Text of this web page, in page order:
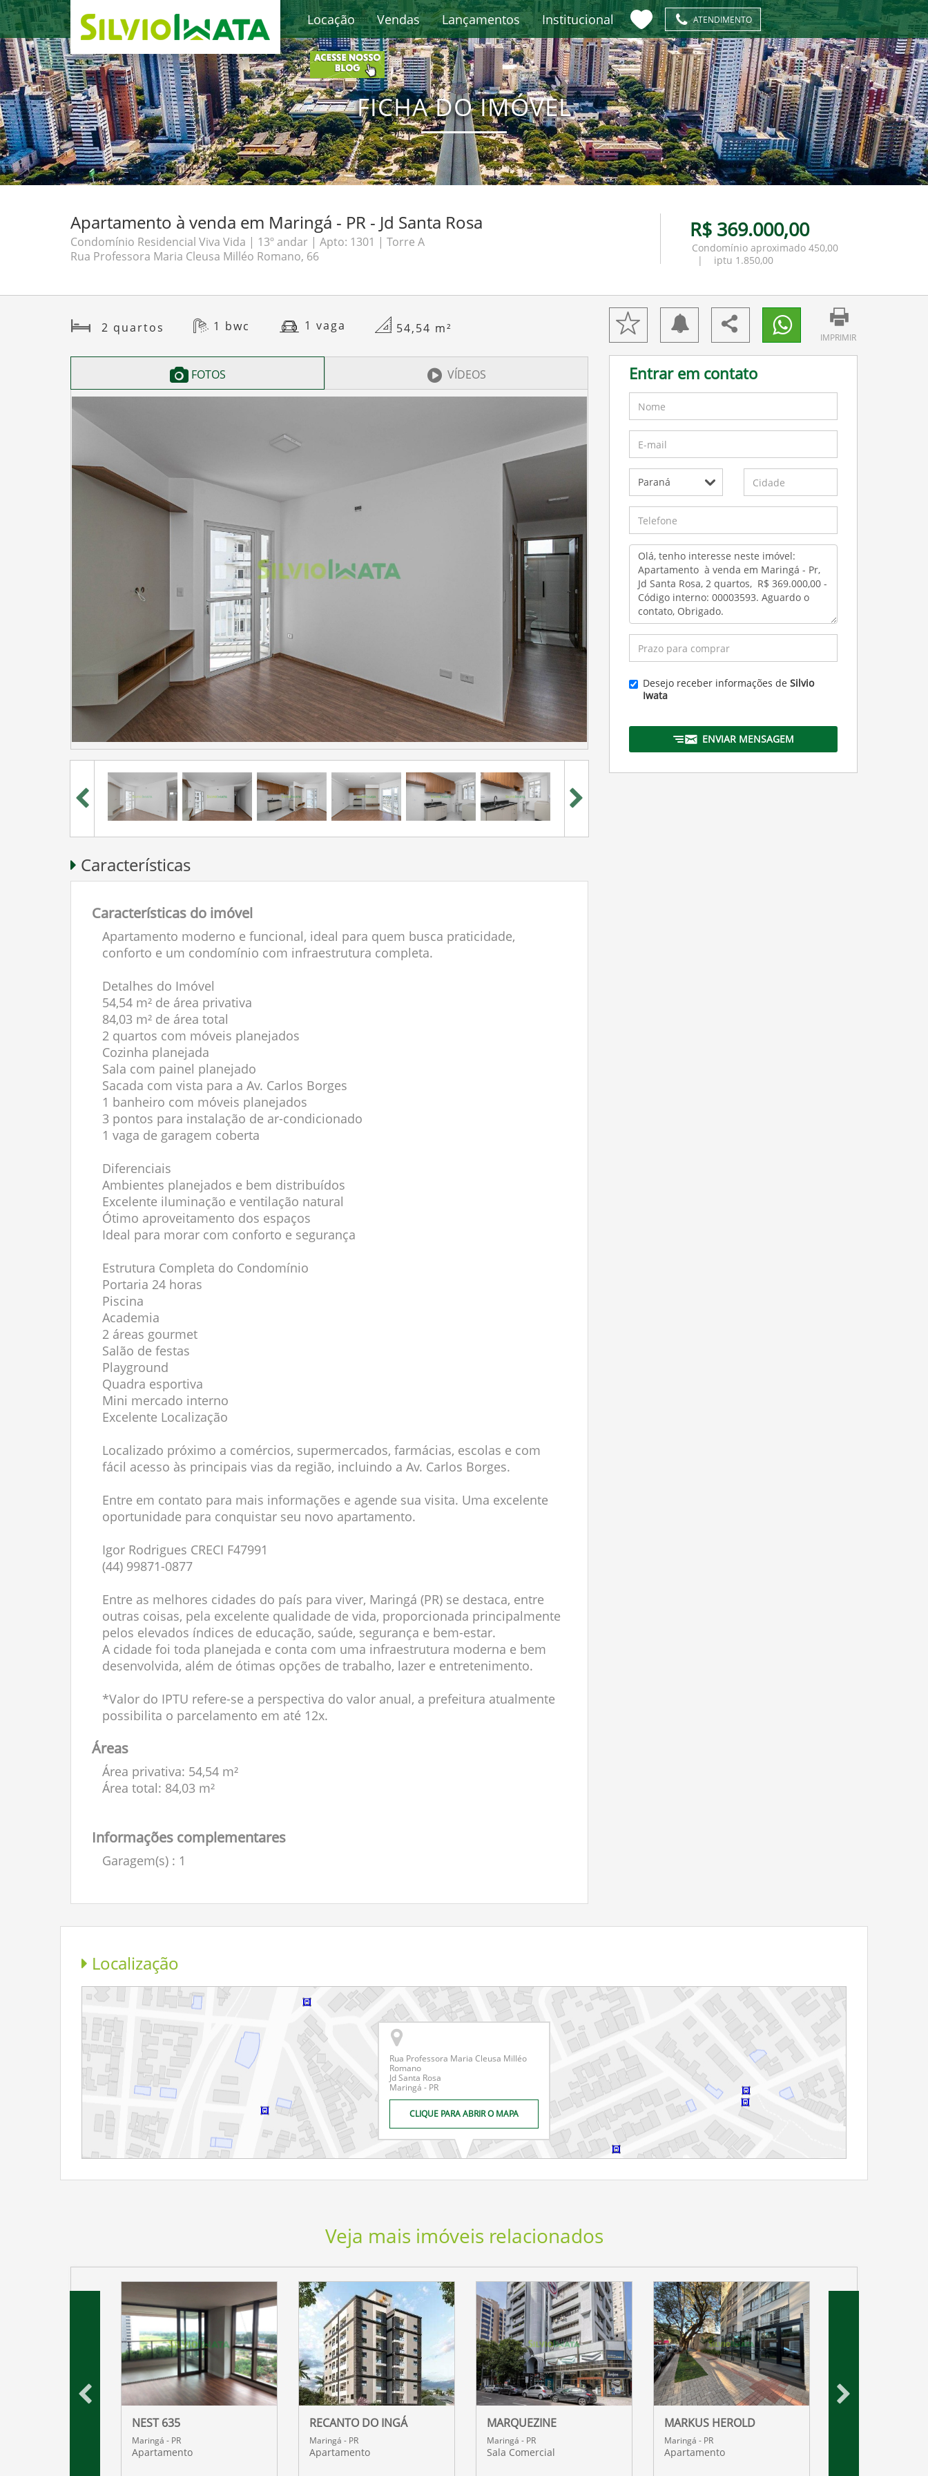
Locação Vendas Lançamentos Institucional ATENDIMENTO
FICHA DO IMÓVEL
Apartamento à venda em Maringá - PR - Jd Santa Rosa
Condomínio Residencial Viva Vida | 13º andar | Apto: 1301 | Torre A
Rua Professora Maria Cleusa Milléo Romano, 66
R$ 369.000,00
Condomínio aproximado 450,00
| iptu 1.850,00
2 quartos 1 bwc 1 vaga 54,54 m²
FOTOS VÍDEOS
IMPRIMIR
Entrar em contato
Desejo receber informações de Silvio
Iwata
ENVIAR MENSAGEM
Características
Características do imóvel
Apartamento moderno e funcional, ideal para quem busca praticidade,
conforto e um condomínio com infraestrutura completa.
Detalhes do Imóvel
54,54 m² de área privativa
84,03 m² de área total
2 quartos com móveis planejados
Cozinha planejada
Sala com painel planejado
Sacada com vista para a Av. Carlos Borges
1 banheiro com móveis planejados
3 pontos para instalação de ar-condicionado
1 vaga de garagem coberta
Diferenciais
Ambientes planejados e bem distribuídos
Excelente iluminação e ventilação natural
Ótimo aproveitamento dos espaços
Ideal para morar com conforto e segurança
Estrutura Completa do Condomínio
Portaria 24 horas
Piscina
Academia
2 áreas gourmet
Salão de festas
Playground
Quadra esportiva
Mini mercado interno
Excelente Localização
Localizado próximo a comércios, supermercados, farmácias, escolas e com
fácil acesso às principais vias da região, incluindo a Av. Carlos Borges.
Entre em contato para mais informações e agende sua visita. Uma excelente
oportunidade para conquistar seu novo apartamento.
Igor Rodrigues CRECI F47991
(44) 99871-0877
Entre as melhores cidades do país para viver, Maringá (PR) se destaca, entre
outras coisas, pela excelente qualidade de vida, proporcionada principalmente
pelos elevados índices de educação, saúde, segurança e bem-estar.
A cidade foi toda planejada e conta com uma infraestrutura moderna e bem
desenvolvida, além de ótimas opções de trabalho, lazer e entretenimento.
*Valor do IPTU refere-se a perspectiva do valor anual, a prefeitura atualmente
possibilita o parcelamento em até 12x.
Áreas
Área privativa: 54,54 m²
Área total: 84,03 m²
Informações complementares
Garagem(s) : 1
Localização
Rua Professora Maria Cleusa Milléo
Romano
Jd Santa Rosa
Maringá - PR
CLIQUE PARA ABRIR O MAPA
Veja mais imóveis relacionados
NEST 635
Maringá - PR
Apartamento
RECANTO DO INGÁ
Maringá - PR
Apartamento
MARQUEZINE
Maringá - PR
Sala Comercial
MARKUS HEROLD
Maringá - PR
Apartamento